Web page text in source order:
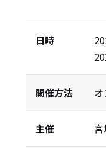
日時
開催方法
主催